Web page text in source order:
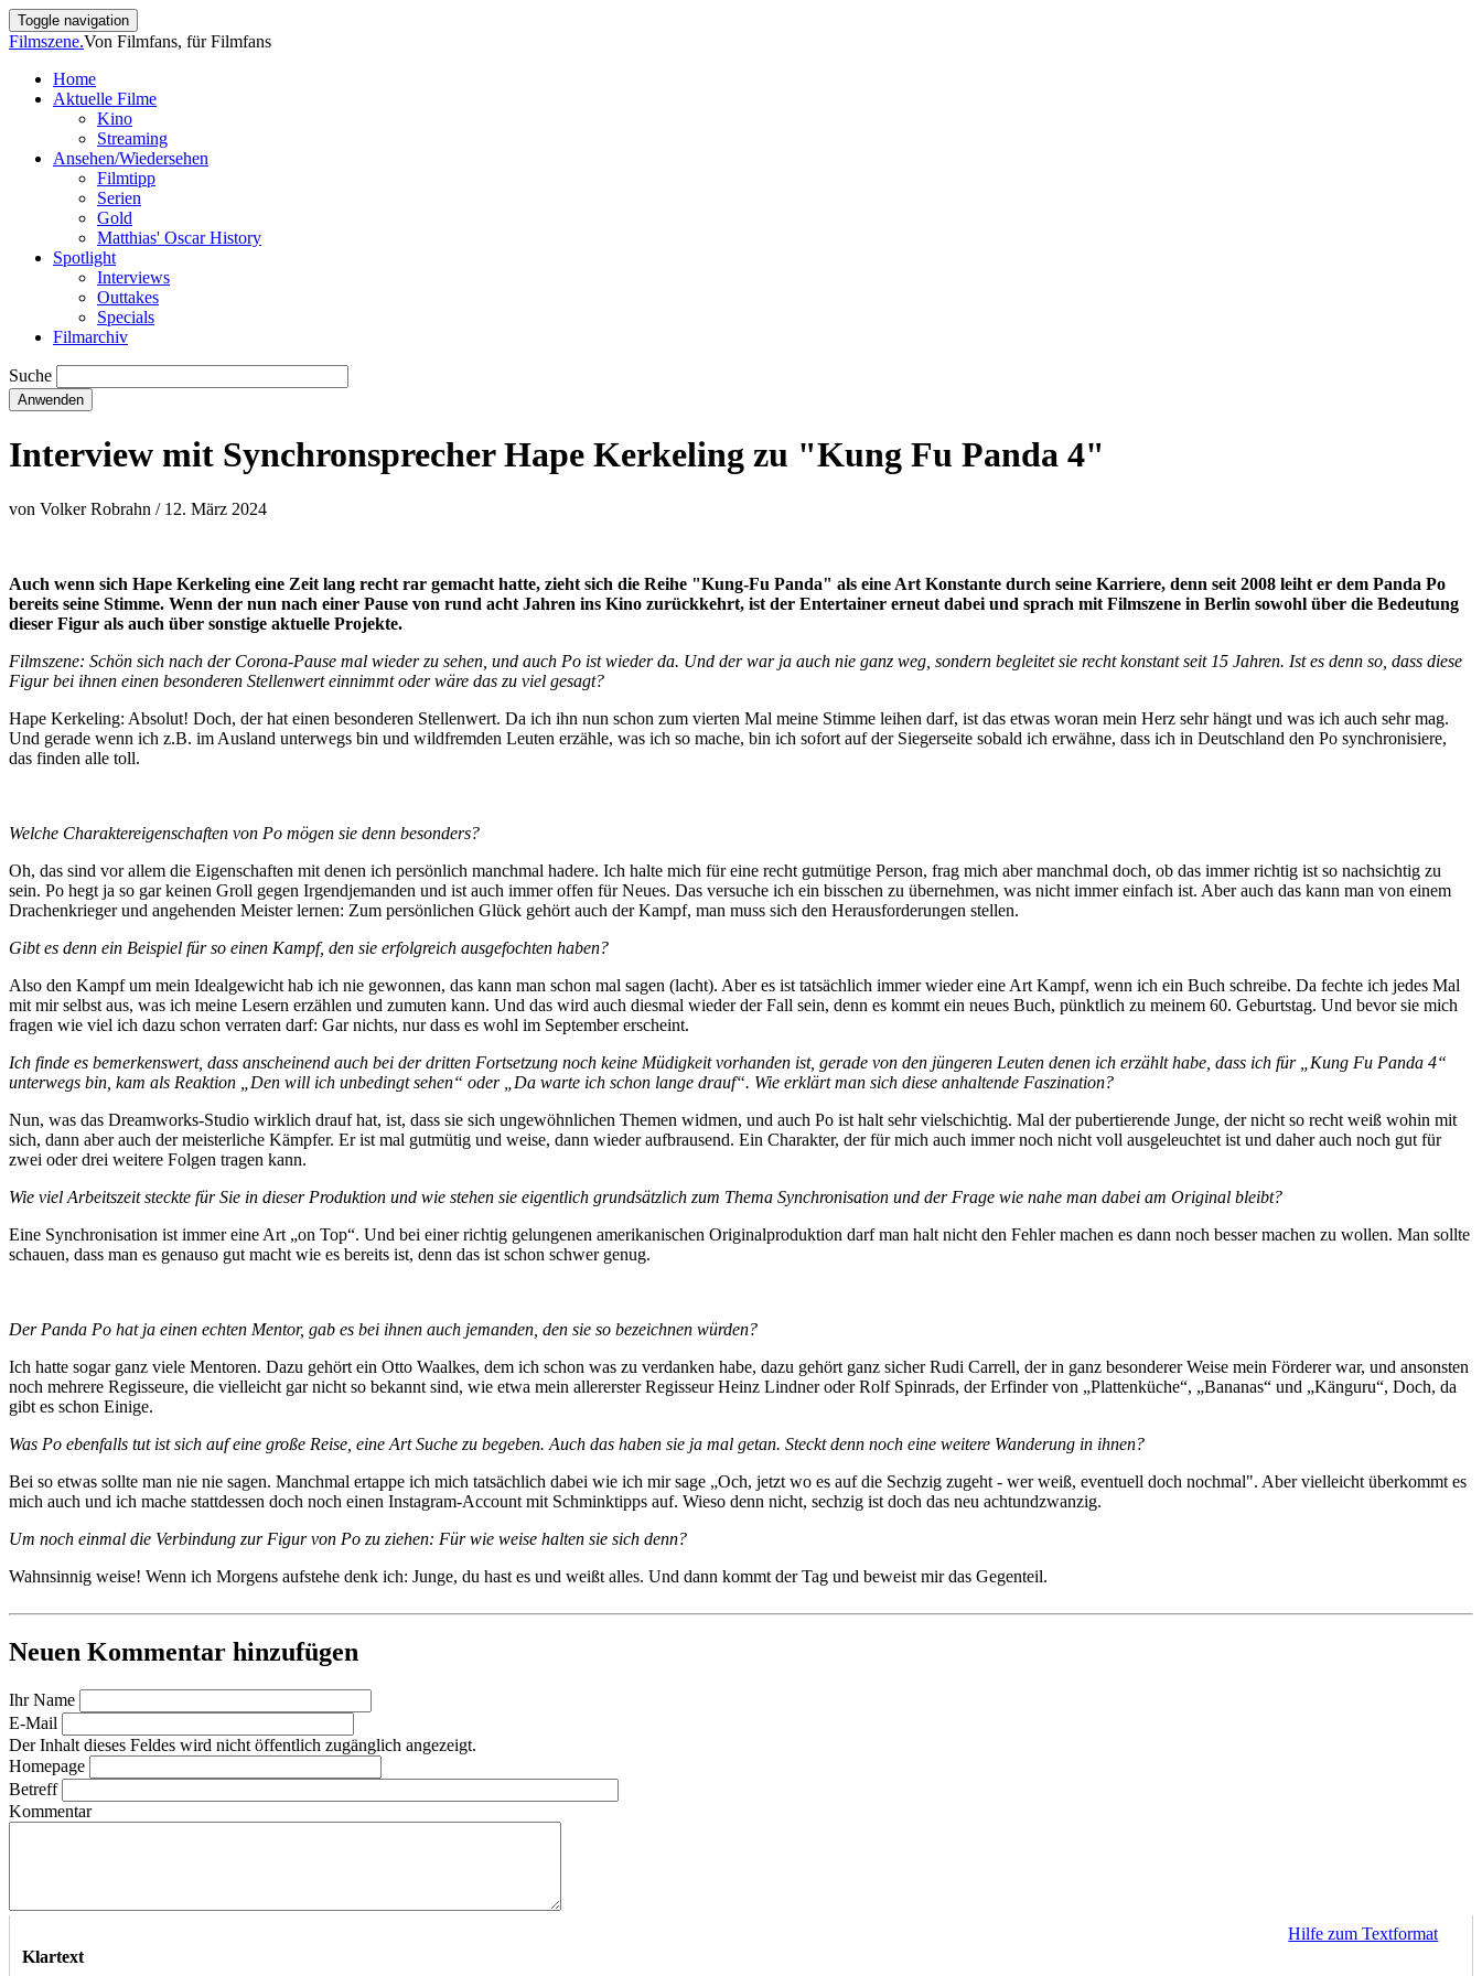
Direkt
zum
Toggle navigation
Filmszene.Von Filmfans, für Filmfans
Main
navigation
Home
Aktuelle Filme
Kino
Streaming
Ansehen/Wiedersehen
Filmtipp
Serien
Gold
Matthias' Oscar History
Spotlight
Interviews
Outtakes
Specials
Filmarchiv
Suche
Interview mit Synchronsprecher Hape Kerkeling zu "Kung Fu Panda 4"
von Volker Robrahn / 12. März 2024
Auch wenn sich Hape Kerkeling eine Zeit lang recht rar gemacht hatte, zieht sich die Reihe "Kung-Fu Panda" als eine Art Konstante durch seine Karriere, denn seit 2008 leiht er dem Panda Po
bereits seine Stimme. Wenn der nun nach einer Pause von rund acht Jahren ins Kino zurückkehrt, ist der Entertainer erneut dabei und sprach mit Filmszene in Berlin sowohl über die Bedeutung
dieser Figur als auch über sonstige aktuelle Projekte.
Filmszene: Schön sich nach der Corona-Pause mal wieder zu sehen, und auch Po ist wieder da. Und der war ja auch nie ganz weg, sondern begleitet sie recht konstant seit 15 Jahren. Ist es denn so, dass diese
Figur bei ihnen einen besonderen Stellenwert einnimmt oder wäre das zu viel gesagt?
Hape Kerkeling: Absolut! Doch, der hat einen besonderen Stellenwert. Da ich ihn nun schon zum vierten Mal meine Stimme leihen darf, ist das etwas woran mein Herz sehr hängt und was ich auch sehr mag.
Und gerade wenn ich z.B. im Ausland unterwegs bin und wildfremden Leuten erzähle, was ich so mache, bin ich sofort auf der Siegerseite sobald ich erwähne, dass ich in Deutschland den Po synchronisiere,
das finden alle toll.
Welche Charaktereigenschaften von Po mögen sie denn besonders?
Oh, das sind vor allem die Eigenschaften mit denen ich persönlich manchmal hadere. Ich halte mich für eine recht gutmütige Person, frag mich aber manchmal doch, ob das immer richtig ist so nachsichtig zu
sein. Po hegt ja so gar keinen Groll gegen Irgendjemanden und ist auch immer offen für Neues. Das versuche ich ein bisschen zu übernehmen, was nicht immer einfach ist. Aber auch das kann man von einem
Drachenkrieger und angehenden Meister lernen: Zum persönlichen Glück gehört auch der Kampf, man muss sich den Herausforderungen stellen.
Gibt es denn ein Beispiel für so einen Kampf, den sie erfolgreich ausgefochten haben?
Also den Kampf um mein Idealgewicht hab ich nie gewonnen, das kann man schon mal sagen (lacht). Aber es ist tatsächlich immer wieder eine Art Kampf, wenn ich ein Buch schreibe. Da fechte ich jedes Mal
mit mir selbst aus, was ich meine Lesern erzählen und zumuten kann. Und das wird auch diesmal wieder der Fall sein, denn es kommt ein neues Buch, pünktlich zu meinem 60. Geburtstag. Und bevor sie mich
fragen wie viel ich dazu schon verraten darf: Gar nichts, nur dass es wohl im September erscheint.
Ich finde es bemerkenswert, dass anscheinend auch bei der dritten Fortsetzung noch keine Müdigkeit vorhanden ist, gerade von den jüngeren Leuten denen ich erzählt habe, dass ich für „Kung Fu Panda 4“
unterwegs bin, kam als Reaktion „Den will ich unbedingt sehen“ oder „Da warte ich schon lange drauf“. Wie erklärt man sich diese anhaltende Faszination?
Nun, was das Dreamworks-Studio wirklich drauf hat, ist, dass sie sich ungewöhnlichen Themen widmen, und auch Po ist halt sehr vielschichtig. Mal der pubertierende Junge, der nicht so recht weiß wohin mit
sich, dann aber auch der meisterliche Kämpfer. Er ist mal gutmütig und weise, dann wieder aufbrausend. Ein Charakter, der für mich auch immer noch nicht voll ausgeleuchtet ist und daher auch noch gut für
zwei oder drei weitere Folgen tragen kann.
Wie viel Arbeitszeit steckte für Sie in dieser Produktion und wie stehen sie eigentlich grundsätzlich zum Thema Synchronisation und der Frage wie nahe man dabei am Original bleibt?
Eine Synchronisation ist immer eine Art „on Top“. Und bei einer richtig gelungenen amerikanischen Originalproduktion darf man halt nicht den Fehler machen es dann noch besser machen zu wollen. Man sollte
schauen, dass man es genauso gut macht wie es bereits ist, denn das ist schon schwer genug.
Der Panda Po hat ja einen echten Mentor, gab es bei ihnen auch jemanden, den sie so bezeichnen würden?
Ich hatte sogar ganz viele Mentoren. Dazu gehört ein Otto Waalkes, dem ich schon was zu verdanken habe, dazu gehört ganz sicher Rudi Carrell, der in ganz besonderer Weise mein Förderer war, und ansonsten
noch mehrere Regisseure, die vielleicht gar nicht so bekannt sind, wie etwa mein allererster Regisseur Heinz Lindner oder Rolf Spinrads, der Erfinder von „Plattenküche“, „Bananas“ und „Känguru“, Doch, da
gibt es schon Einige.
Was Po ebenfalls tut ist sich auf eine große Reise, eine Art Suche zu begeben. Auch das haben sie ja mal getan. Steckt denn noch eine weitere Wanderung in ihnen?
Bei so etwas sollte man nie nie sagen. Manchmal ertappe ich mich tatsächlich dabei wie ich mir sage „Och, jetzt wo es auf die Sechzig zugeht - wer weiß, eventuell doch nochmal". Aber vielleicht überkommt es
mich auch und ich mache stattdessen doch noch einen Instagram-Account mit Schminktipps auf. Wieso denn nicht, sechzig ist doch das neu achtundzwanzig.
Um noch einmal die Verbindung zur Figur von Po zu ziehen: Für wie weise halten sie sich denn?
Wahnsinnig weise! Wenn ich Morgens aufstehe denk ich: Junge, du hast es und weißt alles. Und dann kommt der Tag und beweist mir das Gegenteil.
Neuen Kommentar hinzufügen
Ihr Name
E-Mail
Der Inhalt dieses Feldes wird nicht öffentlich zugänglich angezeigt.
Homepage
Betreff
Kommentar
Hilfe zum Textformat
Klartext